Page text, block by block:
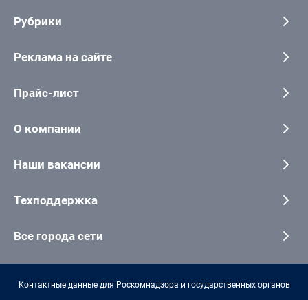
Рубрики
Реклама на сайте
Прайс-лист
О компании
Наши вакансии
Техподдержка
Все города сети
Контактные данные для Роскомнадзора и государственных органов